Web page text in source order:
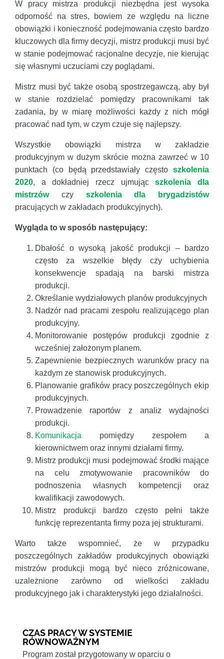
W pracy mistrza produkcji niezbędna jest wysoka
odporność na stres, bowiem ze względu na liczne
obowiązki i konieczność podejmowania często bardzo
kluczowych dla firmy decyzji, mistrz produkcji musi być
w stanie podejmować racjonalne decyzje, nie kierując
się własnymi uczuciami czy poglądami.
Mistrz musi być także osobą spostrzegawczą, aby był
w stanie rozdzielać pomiędzy pracownikami tak
zadania, by w miarę możliwości każdy z nich mógł
pracować nad tym, w czym czuje się najlepszy.
Wszystkie obowiązki mistrza w zakładzie
produkcyjnym w dużym skrócie można zawrzeć w 10
punktach (co będą przedstawiały często szkolenia
2020, a dokładniej rzecz ujmującszkolenia dla
mistrzówczy szkolenia dla brygadzistów
pracujących w zakładach produkcyjnych).
Wygląda to w sposób następujący:
Dbałość o wysoką jakość produkcji – bardzo
często za wszelkie błędy czy uchybienia
konsekwencje spadają na barski mistrza
produkcji.
Określanie wydziałowych planów produkcyjnych
Nadzór nad pracami zespołu realizującego plan
produkcyjny.
Monitorowanie postępów produkcji zgodnie z
wcześniej założonym planem.
Zapewnienie bezpiecznych warunków pracy na
każdym ze stanowisk produkcyjnych.
Planowanie grafików pracy poszczególnych ekip
produkcyjnych.
Prowadzenie raportów z analiz wydajności
produkcji.
Komunikacja pomiędzy zespołem a
kierownictwem oraz innymi działami firmy.
Mistrz produkcji musi podejmować środki mające
na celu zmotywowanie pracowników do
podnoszenia własnych kompetencji oraz
kwalifikacji zawodowych.
Mistrz produkcji bardzo często pełni także
funkcję reprezentanta firmy poza jej strukturami.
Warto także wspomnieć, że w przypadku
poszczególnych zakładów produkcyjnych obowiązki
mistrzów produkcji mogą być nieco zróżnicowane,
uzależnione zarówno od wielkości zakładu
produkcyjnego jak i charakterystyki jego działalności.
CZAS PRACY W SYSTEMIE
RÓWNOWAŻNYM
Program został przygotowany w oparciu o